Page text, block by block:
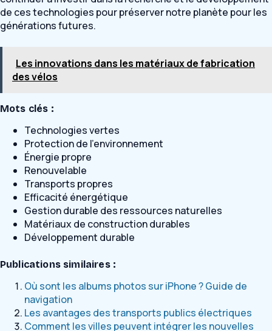
de ces technologies pour préserver notre planète pour les
générations futures.
Les innovations dans les matériaux de fabrication
des vélos
Mots clés :
Technologies vertes
Protection de l’environnement
Énergie propre
Renouvelable
Transports propres
Efficacité énergétique
Gestion durable des ressources naturelles
Matériaux de construction durables
Développement durable
Publications similaires :
Où sont les albums photos sur iPhone ? Guide de
navigation
Les avantages des transports publics électriques
Comment les villes peuvent intégrer les nouvelles